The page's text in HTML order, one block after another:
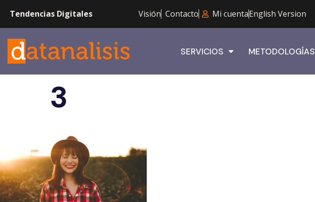
Tendencias Digitales Visión Contacto Mi cuentaEnglish Version
SERVICIOS METODOLOGÍAS
3